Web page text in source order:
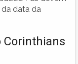
data da
Corinthians